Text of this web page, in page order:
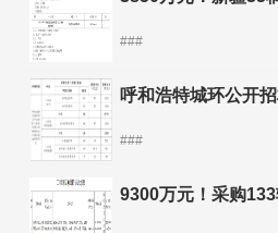
###
呼和浩特城环公开
###
9300万元！采购